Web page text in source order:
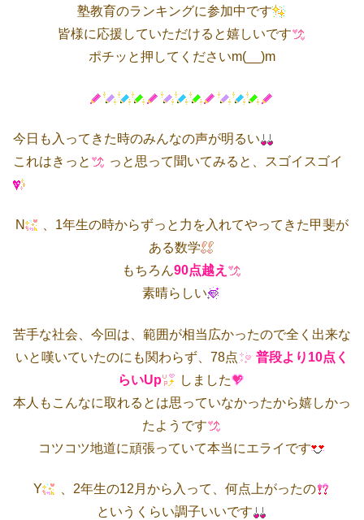
塾教育のランキングに参加中です
皆様に応援していただけると嬉しいです
ポチッと押してくださいm(__)m
今日も入ってきた時のみんなの声が明るい
これはきっと
っと思って聞いてみると、スゴイスゴイ
N
、1年生の時からずっと力を入れてやってきた甲斐が
ある数学
もちろん90点越え
素晴らしい
苦手な社会、今回は、範囲が相当広かったので全く出来な
いと嘆いていたのにも関わらず、78点
普段より10点く
らいUp
しました
本人もこんなに取れるとは思っていなかったから嬉しかっ
たようです
コツコツ地道に頑張っていて本当にエライです
Y
、2年生の12月から入って、何点上がったの
というくらい調子いいです